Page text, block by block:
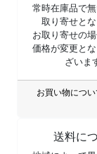
常時在庫品で
取り寄せとな
お取り寄せの
価格が変更と
ざいま
お買い物につ
送料に